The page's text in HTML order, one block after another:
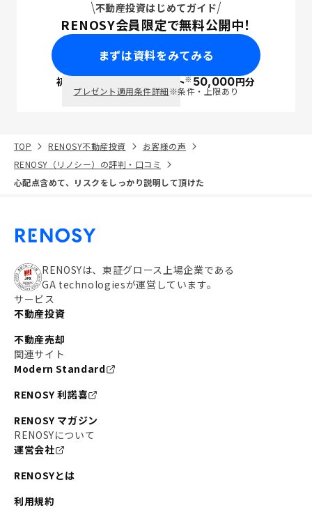
不動産投資はじめてガイド
RENOSY会員限定で無料公開中！
まずは資料をみてみる
初回面談で ポイント※50,000円分
プレゼント適用条件詳細※条件・上限あり
TOP RENOSY不動産投資
お客様の声
RENOSY（リノシー）の評判・口コミ
心配点含めて、リスクをしっかり説明して頂けた
RENOSYは、東証グロース上場企業である
GA technologiesが運営しています。
サービス
不動産投資
不動産売却
関連サイト
Modern Standard
RENOSY 利諾喜
RENOSY マガジン
RENOSYについて
運営会社
RENOSYとは
利用規約